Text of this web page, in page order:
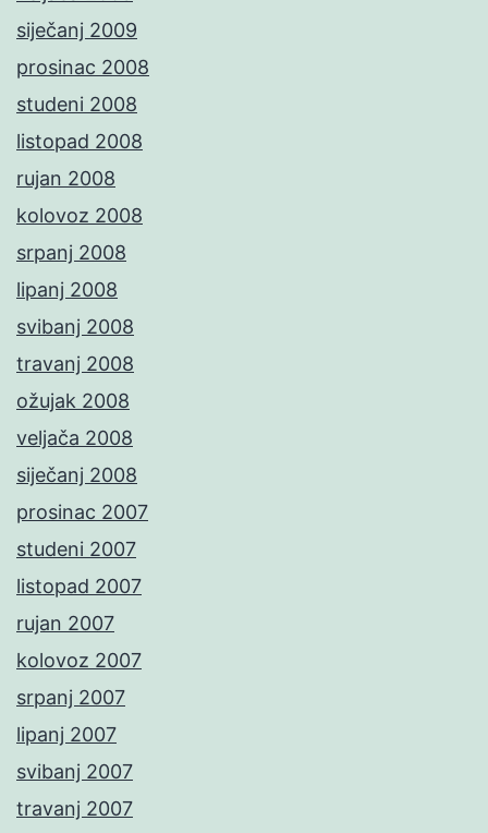
siječanj 2009
prosinac 2008
studeni 2008
listopad 2008
rujan 2008
kolovoz 2008
srpanj 2008
lipanj 2008
svibanj 2008
travanj 2008
ožujak 2008
veljača 2008
siječanj 2008
prosinac 2007
studeni 2007
listopad 2007
rujan 2007
kolovoz 2007
srpanj 2007
lipanj 2007
svibanj 2007
travanj 2007